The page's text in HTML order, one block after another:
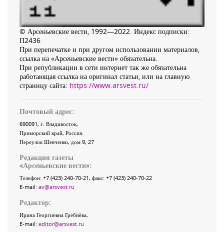
© Арсеньевские вести, 1992—2022. Индекс подписки:
П2436
При перепечатке и при другом использовании материалов,
ссылка на «Арсеньевские вести» обязательна.
При републикации в сети интернет так же обязательна
работающая ссылка на оригинал статьи, или на главную
страницу сайта: https://www.arsvest.ru/
Почтовый адрес:
690091, г. Владивосток,
Приморский край, Россия
Переулок Шевченко, дом 9, 27
Редакция газеты
«Арсеньевские вести»:
Телефон: +7 (423) 240-70-21, факс: +7 (423) 240-70-22
E-mail: av@arsvest.ru
Редактор:
Ирина Георгиевна Гребнёва,
E-mail: editor@arsvest.ru